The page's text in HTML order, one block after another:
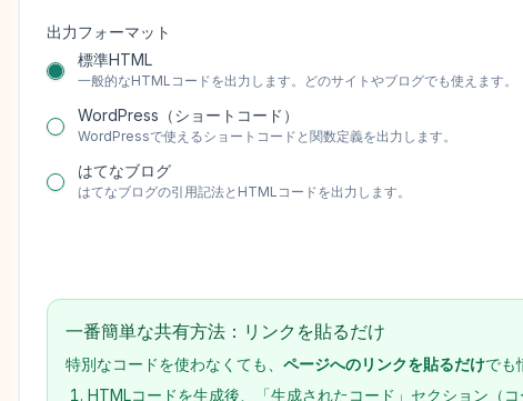
出力フォーマット
標準HTML
一般的なHTMLコードを出力します。どのサイトやブログでも使えます。
WordPress（ショートコード）
WordPressで使えるショートコードと関数定義を出力します。
はてなブログ
はてなブログの引用記法とHTMLコードを出力します。
一番簡単な共有方法：リンクを貼るだけ
特別なコードを使わなくても、 ページへのリンクを貼るだけでも
HTMLコードを生成後、「生成されたコード」セクション（